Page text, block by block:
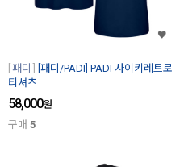
패디
[패디/PADI] PADI 사이키레트로
티셔츠
58,000원
구매 5